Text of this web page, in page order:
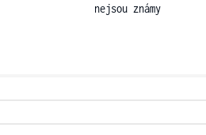
nejsou známy